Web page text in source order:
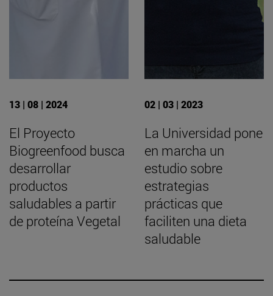
13 | 08 | 2024
El Proyecto
Biogreenfood busca
desarrollar
productos
saludables a partir
de proteína Vegetal
02 | 03 | 2023
La Universidad pone
en marcha un
estudio sobre
estrategias
prácticas que
faciliten una dieta
saludable